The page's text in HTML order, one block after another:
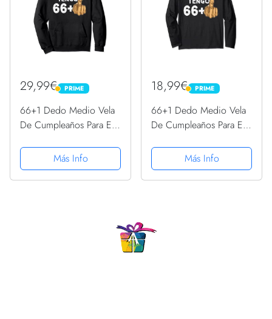
29,99€ PRIME
PRIME
66+1 Dedo Medio Vela
De Cumpleaños Para El
Sudadera con Capucha
Más Info
18,99€ PRIME
PRIME
66+1 Dedo Medio Vela
De Cumpleaños Para El
Larga
Más Info